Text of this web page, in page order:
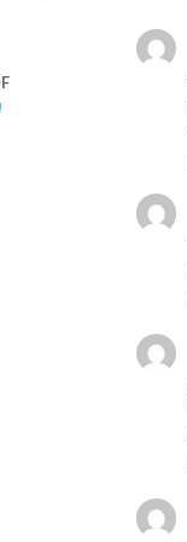
Pháp
Giá